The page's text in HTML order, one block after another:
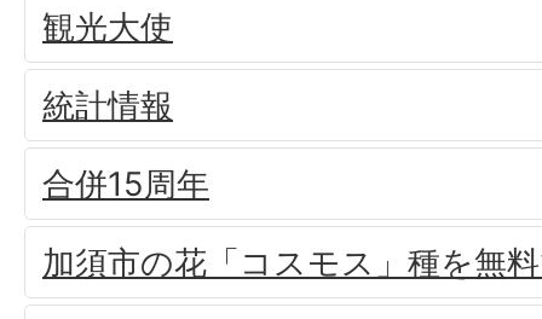
観光大使
統計情報
合併15周年
加須市の花「コスモス」種を無